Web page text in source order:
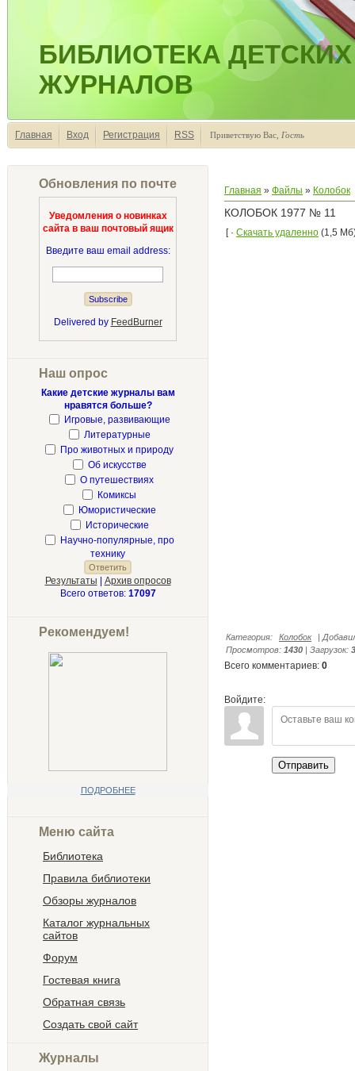
БИБЛИОТЕКА ДЕТСКИХ
ЖУРНАЛОВ
Главная Вход Регистрация RSS Приветствую Вас Гость
Обновления по почте
Уведомления о новинках
сайта в ваш почтовый ящик
Введите ваш email address:
Delivered by FeedBurner
Наш опрос
Какие детские журналы вам
нравятся больше?
Игровые, развивающие
Литературные
Про животных и природу
Об искусстве
О путешествиях
Комиксы
Юмористические
Исторические
Научно-популярные, про
технику
Результаты
Архив опросов
Всего ответов: 17097
Рекомендуем!
ПОДРОБНЕЕ
Меню сайта
Библиотека
Правила библиотеки
Обзоры журналов
Каталог журнальных
сайтов
Форум
Гостевая книга
Обратная связь
Создать свой сайт
Журналы
Главная » Файлы » Колобок
КОЛОБОК 1977 № 11
[ · Скачать удаленно (1,5
Категория: Колобок |
Просмотров: 1430 | Загрузок:
Всего комментариев: 0
Войдите:
Отправить